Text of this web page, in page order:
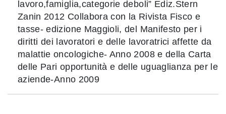
lavoro,famiglia,categorie deboli” Ediz.Stern
Zanin 2012 Collabora con la Rivista Fisco e
tasse- edizione Maggioli, del Manifesto per i
diritti dei lavoratori e delle lavoratrici affette da
malattie oncologiche- Anno 2008 e della Carta
delle Pari opportunità e delle uguaglianza per le
aziende-Anno 2009